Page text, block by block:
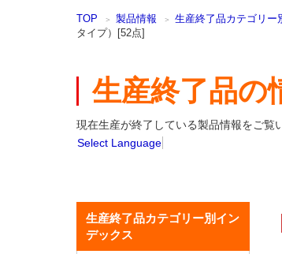
TOP 製品情報 生産終了品カテゴリー
タイプ）[52点]
生産終了品の
現在生産が終了している製品情報をご覧
Select Language
生産終了品カテゴリー別イン
デックス